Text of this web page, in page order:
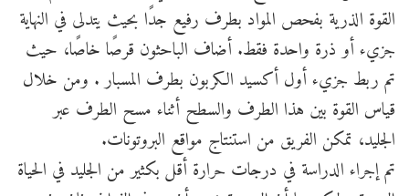
القوة الذرية بفحص المواد بطرف رفيع جدًا بحيث يتدلى في النهاية
جزيء أو ذرة واحدة فقط. أضاف الباحثون قرصًا خاصًا، حيث
تم ربط جزيء أول أكسيد الكربون بطرف المسبار . ومن خلال
قياس القوة بين هذا الطرف والسطح أثناء مسح الطرف عبر
الجليد، تمكن الفريق من استنتاج مواقع البروتونات.
تم إجراء الدراسة في درجات حرارة أقل بكثير من الجليد في الحياة